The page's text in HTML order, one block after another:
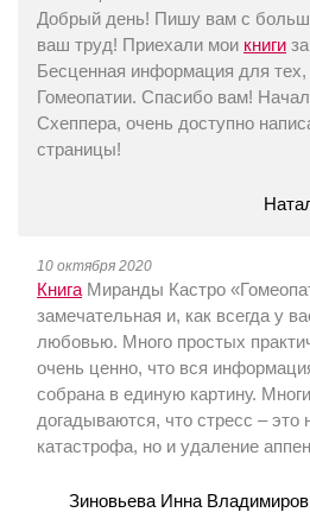
Добрый день! Пишу вам с
ваш труд! Приехали мои книги
Бесценная информация для тех,
Гомеопатии. Спасибо вам!
Схеппера, очень доступно
страницы!
10 октября 2020
Книга Миранды Кастро
замечательная и, как всегда у
любовью. Много простых
очень ценно, что вся
собрана в единую картину.
догадываются, что стресс – это
катастрофа, но и удаление
Зиновьева Инна